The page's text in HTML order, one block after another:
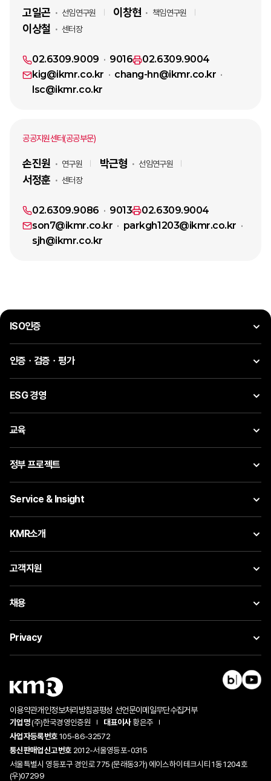
고일곤 선임연구원 이창현 책임연구원
이상철 센터장
02.6309.9009 9016
02.6309.9004
kig@ikmr.co.kr
chang-hn@ikmr.co.kr
lsc@ikmr.co.kr
공공지원센터(공공부문)
손진원 연구원 박근형 선임연구원
서정훈 센터장
02.6309.9086 9013
02.6309.9004
son7@ikmr.co.kr
parkgh1203@ikmr.co.kr
sjh@ikmr.co.kr
ISO인증
인증ㆍ검증ㆍ평가
ESG 경영
교육
정부 프로젝트
Service & Insight
KMR소개
고객지원
채용
Privacy
이용약관개인정보처리방침공평성 선언문이메일무단수집거부
기업명(주)한국경영인증원 대표이사황은주
사업자등록번호105-86-32572
통신판매업신고번호 2012-서울영등포-0315
서울특별시 영등포구 경인로 775 (문래동3가) 에이스하이테크시티 1동 1204호
(우)07299